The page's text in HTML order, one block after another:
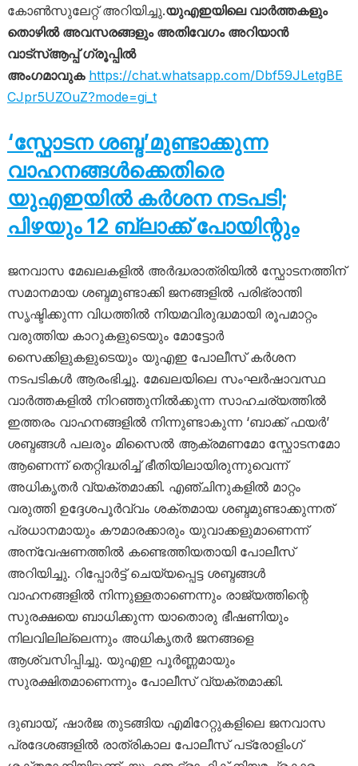
കോൺസുലേറ്റ് അറിയിച്ചു.യുഎഇയിലെ വാർത്തകളും
തൊഴിൽ അവസരങ്ങളും അതിവേഗം അറിയാൻ
വാട്സ്ആപ്പ് ഗ്രൂപ്പിൽ
അംഗമാവുക https://chat.whatsapp.com/Dbf59JLetgBE
CJpr5UZOuZ?mode=gi_t
‘സ്ഫോടന ശബ്ദ’മുണ്ടാക്കുന്ന
വാഹനങ്ങൾക്കെതിരെ
യുഎഇയിൽ കർശന നടപടി;
പിഴയും 12 ബ്ലാക്ക് പോയിന്റും
ജനവാസ മേഖലകളിൽ അർദ്ധരാത്രിയിൽ സ്ഫോടനത്തിന്
സമാനമായ ശബ്ദമുണ്ടാക്കി ജനങ്ങളിൽ പരിഭ്രാന്തി
സൃഷ്ടിക്കുന്ന വിധത്തിൽ നിയമവിരുദ്ധമായി രൂപമാറ്റം
വരുത്തിയ കാറുകളുടെയും മോട്ടോർ
സൈക്കിളുകളുടെയും യുഎഇ പോലീസ് കർശന
നടപടികൾ ആരംഭിച്ചു. മേഖലയിലെ സംഘർഷാവസ്ഥ
വാർത്തകളിൽ നിറഞ്ഞുനിൽക്കുന്ന സാഹചര്യത്തിൽ
ഇത്തരം വാഹനങ്ങളിൽ നിന്നുണ്ടാകുന്ന ‘ബാക്ക് ഫയർ’
ശബ്ദങ്ങൾ പലരും മിസൈൽ ആക്രമണമോ സ്ഫോടനമോ
ആണെന്ന് തെറ്റിദ്ധരിച്ച് ഭീതിയിലായിരുന്നുവെന്ന്
അധികൃതർ വ്യക്തമാക്കി. എഞ്ചിനുകളിൽ മാറ്റം
വരുത്തി ഉദ്ദേശപൂർവ്വം ശക്തമായ ശബ്ദമുണ്ടാക്കുന്നത്
പ്രധാനമായും കൗമാരക്കാരും യുവാക്കളുമാണെന്ന്
അന്വേഷണത്തിൽ കണ്ടെത്തിയതായി പോലീസ്
അറിയിച്ചു. റിപ്പോർട്ട് ചെയ്യപ്പെട്ട ശബ്ദങ്ങൾ
വാഹനങ്ങളിൽ നിന്നുള്ളതാണെന്നും രാജ്യത്തിന്റെ
സുരക്ഷയെ ബാധിക്കുന്ന യാതൊരു ഭീഷണിയും
നിലവിലില്ലെന്നും അധികൃതർ ജനങ്ങളെ
ആശ്വസിപ്പിച്ചു. യുഎഇ പൂർണ്ണമായും
സുരക്ഷിതമാണെന്നും പോലീസ് വ്യക്തമാക്കി.
ദുബായ്, ഷാർജ തുടങ്ങിയ എമിറേറ്റുകളിലെ ജനവാസ
പ്രദേശങ്ങളിൽ രാത്രികാല പോലീസ് പട്രോളിംഗ്